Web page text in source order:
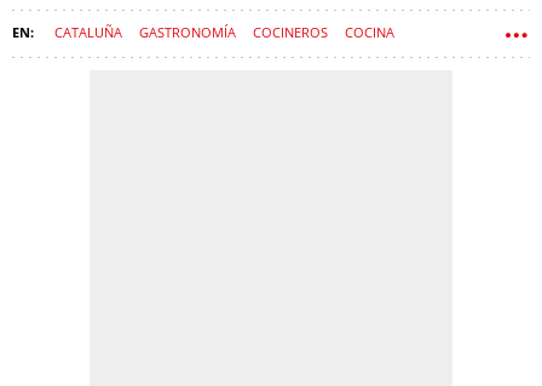
CATALUÑA GASTRONOMÍA COCINEROS COCINA